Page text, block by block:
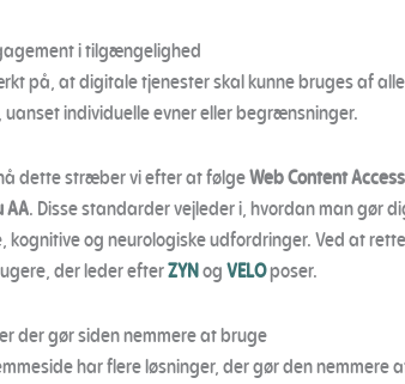
i tilgængelighed
på, at digitale tjenester skal kunne bruges af
uanset individuelle evner eller begrænsninger.
dette stræber vi efter at følgeWeb Content
AA. Disse standarder vejleder i, hvordan man gør
kognitive og neurologiske udfordringer. Ved at
der leder efterZYNogVELOposer.
der gør siden nemmere at bruge
har flere løsninger, der gør den